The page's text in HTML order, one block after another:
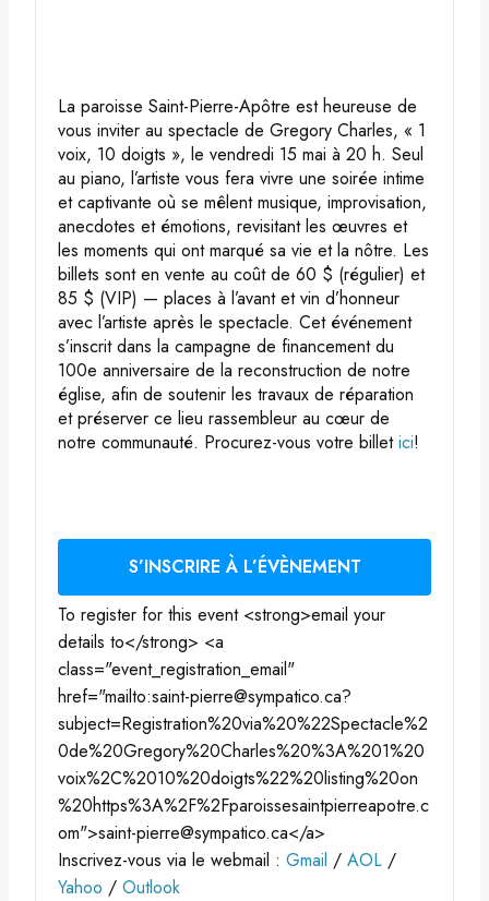
La paroisse Saint-Pierre-Apôtre est heureuse de
vous inviter au spectacle de Gregory Charles, « 1
voix, 10 doigts », le vendredi 15 mai à 20 h. Seul
au piano, l’artiste vous fera vivre une soirée intime
et captivante où se mêlent musique, improvisation,
anecdotes et émotions, revisitant les œuvres et
les moments qui ont marqué sa vie et la nôtre. Les
billets sont en vente au coût de 60 $ (régulier) et
85 $ (VIP) — places à l’avant et vin d’honneur
avec l’artiste après le spectacle. Cet événement
s’inscrit dans la campagne de financement du
100e anniversaire de la reconstruction de notre
église, afin de soutenir les travaux de réparation
et préserver ce lieu rassembleur au cœur de
notre communauté. Procurez-vous votre billetici!
S’INSCRIRE À L’ÉVÈNEMENT
To register for this event <strong>email your
details to</strong> <a
class="event_registration_email"
href="mailto:saint-pierre@sympatico.ca?
subject=Registration%20via%20%22Spectacle%2
0de%20Gregory%20Charles%20%3A%201%20
voix%2C%2010%20doigts%22%20listing%20on
%20https%3A%2F%2Fparoissesaintpierreapotre.c
om">saint-pierre@sympatico.ca</a>
Inscrivez-vous via le webmail : Gmail / AOL /
Yahoo / Outlook